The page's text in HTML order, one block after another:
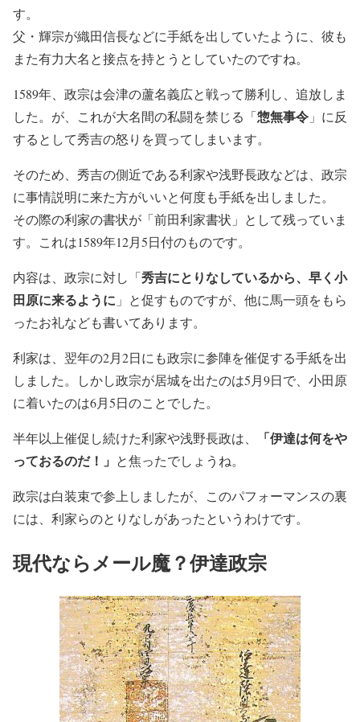
す。
父・輝宗が織田信長などに手紙を出していたように、彼も
また有力大名と接点を持とうとしていたのですね。
1589年、政宗は会津の蘆名義広と戦って勝利し、追放しま
した。が、これが大名間の私闘を禁じる「惣無事令 」に反
するとして秀吉の怒りを買ってしまいます。
そのため、秀吉の側近である利家や浅野長政などは、政宗
に事情説明に来た方がいいと何度も手紙を出しました。
その際の利家の書状が「前田利家書状」として残っていま
す。これは1589年12月5日付のものです。
内容は、政宗に対し「秀吉にとりなしているから、早く小
田原に来るように 」と促すものですが、他に馬一頭をもら
ったお礼なども書いてあります。
利家は、翌年の2月2日にも政宗に参陣を催促する手紙を出
しました。しかし政宗が居城を出たのは5月9日で、小田原
に着いたのは6月5日のことでした。
半年以上催促し続けた利家や浅野長政は、
「伊達は何をや
っておるのだ！」 と焦ったでしょうね。
政宗は白装束で参上しましたが、このパフォーマンスの裏
には、利家らのとりなしがあったというわけです。
現代ならメール魔？伊達政宗